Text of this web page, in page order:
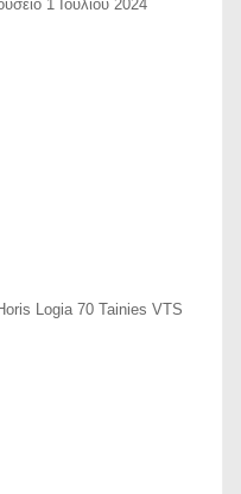
1 Ιουλίου 2024
Logia 70 Tainies VTS